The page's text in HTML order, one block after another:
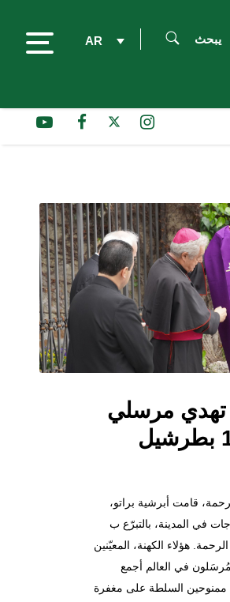
AR يبحث
تهدي مرسلي
قامت أبرشية براتو،
في المدينة، بالتبرّع ب
هؤلاء الكهنة، المعيّنين
في العالم أجمع
ممنوحين السلطة على مغفرة